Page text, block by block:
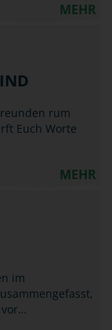
MEHR
rum
Euch Worte
MEHR
im
vor…